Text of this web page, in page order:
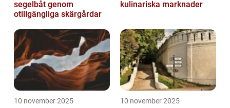
segelbåt genom
otillgängliga skärgårdar
kulinariska marknader
10 november 2025 10 november 2025